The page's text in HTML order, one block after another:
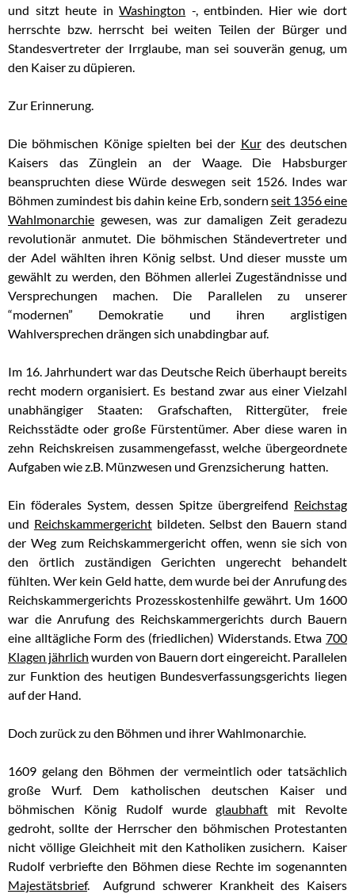
und sitzt heute inWashington -, entbinden. Hier wie dort
herrschte bzw. herrscht bei weiten Teilen der Bürger und
Standesvertreter der Irrglaube, man sei souverän genug, um
den Kaiser zu düpieren.
Zur Erinnerung.
Die böhmischen Könige spielten bei der Kurdes deutschen
Kaisers das Zünglein an der Waage. Die Habsburger
beanspruchten diese Würde deswegen seit 1526. Indes war
Böhmen zumindest bis dahin keine Erb, sondern seit 1356 eine
Wahlmonarchie gewesen, was zur damaligen Zeit geradezu
revolutionär anmutet. Die böhmischen Ständevertreter und
der Adel wählten ihren König selbst. Und dieser musste um
gewählt zu werden, den Böhmen allerlei Zugeständnisse und
Versprechungen machen. Die Parallelen zu unserer
“modernen” Demokratie und ihren arglistigen
Wahlversprechen drängen sich unabdingbar auf.
Im 16. Jahrhundert war das Deutsche Reich überhaupt bereits
recht modern organisiert. Es bestand zwar aus einer Vielzahl
unabhängiger Staaten: Grafschaften, Rittergüter, freie
Reichsstädte oder große Fürstentümer. Aber diese waren in
zehn Reichskreisen zusammengefasst, welche übergeordnete
Aufgaben wie z.B. Münzwesen und Grenzsicherung hatten.
Ein föderales System, dessen Spitze übergreifend Reichstag
und Reichskammergerichtbildeten. Selbst den Bauern stand
der Weg zum Reichskammergericht offen, wenn sie sich von
den örtlich zuständigen Gerichten ungerecht behandelt
fühlten. Wer kein Geld hatte, dem wurde bei der Anrufung des
Reichskammergerichts Prozesskostenhilfe gewährt. Um 1600
war die Anrufung des Reichskammergerichts durch Bauern
eine alltägliche Form des (friedlichen) Widerstands. Etwa 700
Klagen jährlich wurden von Bauern dort eingereicht. Parallelen
zur Funktion des heutigen Bundesverfassungsgerichts liegen
auf der Hand.
Doch zurück zu den Böhmen und ihrer Wahlmonarchie.
1609 gelang den Böhmen der vermeintlich oder tatsächlich
große Wurf. Dem katholischen deutschen Kaiser und
böhmischen König Rudolf wurdeglaubhaft mit Revolte
gedroht, sollte der Herrscher den böhmischen Protestanten
nicht völlige Gleichheit mit den Katholiken zusichern. Kaiser
Rudolf verbriefte den Böhmen diese Rechte im sogenannten
Majestätsbrief. Aufgrund schwerer Krankheit des Kaisers